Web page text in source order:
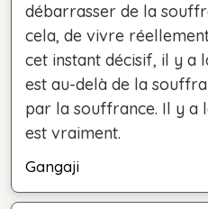
débarrasser de la
cela, de vivre
cet instant décisif, il y a
est au-delà de la
par la souffrance. Il y a
est vraiment.
Gangaji